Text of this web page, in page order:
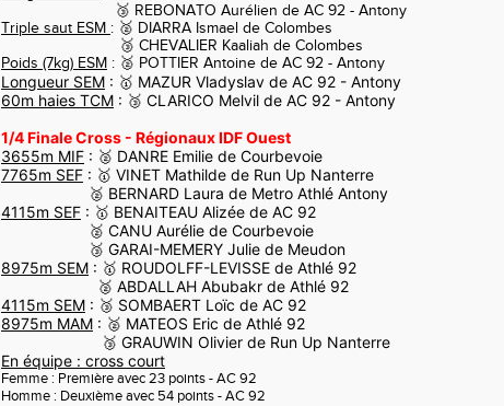
🥉 REBONATO Aurélien de AC 92 - Antony
Triple saut ESM : 🥈 DIARRA Ismael de Colombes
🥉 CHEVALIER Kaaliah de Colombes
Poids (7kg) ESM : 🥈 POTTIER Antoine de AC 92 - Antony
Longueur SEM : 🥇 MAZUR Vladyslav de AC 92 - Antony
60m haies TCM : 🥉 CLARICO Melvil de AC 92 - Antony
1/4 Finale Cross - Régionaux IDF Ouest
3655m MIF : 🥈 DANRE Emilie de Courbevoie
7765m SEF : 🥇 VINET Mathilde de Run Up Nanterre
🥈 BERNARD Laura de Metro Athlé Antony
4115m SEF : 🥇 BENAITEAU Alizée de AC 92
🥈 CANU Aurélie de Courbevoie
🥉 GARAI-MEMERY Julie de Meudon
8975m SEM : 🥇 ROUDOLFF-LEVISSE de Athlé 92
🥈 ABDALLAH Abubakr de Athlé 92
4115m SEM : 🥉 SOMBAERT Loïc de AC 92
8975m MAM : 🥈 MATEOS Eric de Athlé 92
🥉 GRAUWIN Olivier de Run Up Nanterre
En équipe : cross court
Femme : Première avec 23 points - AC 92
Homme : Deuxième avec 54 points - AC 92